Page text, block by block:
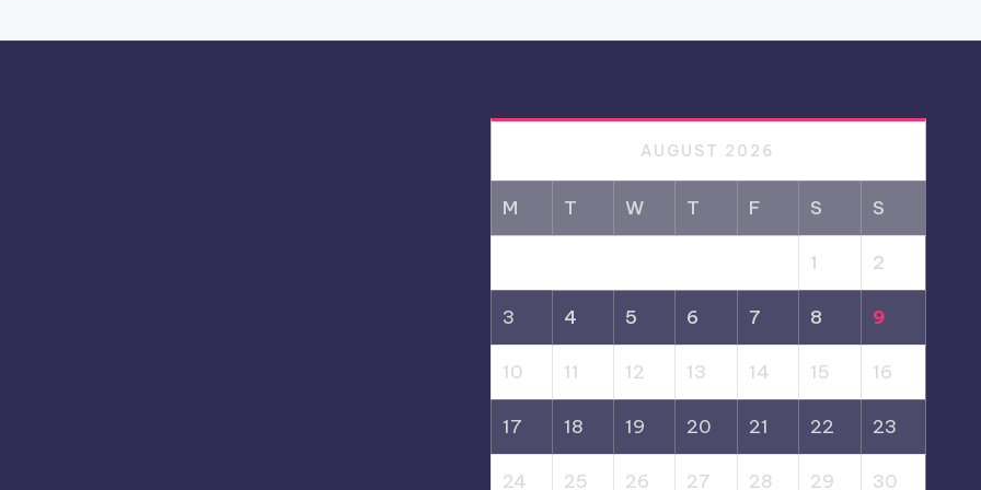
AUGUST 2026
M T W T F S S
1 2
3 4 5 6 7 8 9
10 11 12 13 14 15 16
17 18 19 20 21 22 23
24 25 26 27 28 29 30